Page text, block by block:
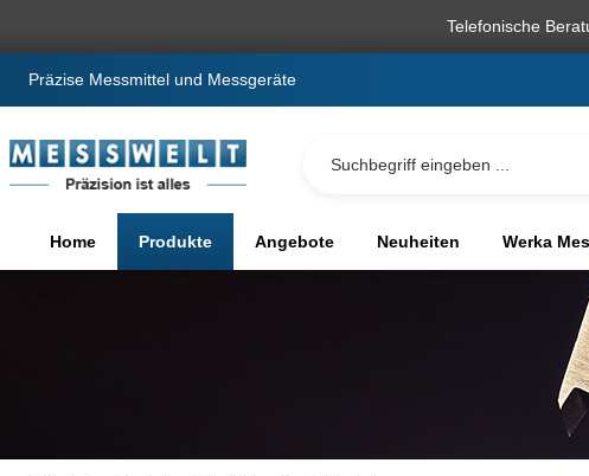
Telefonische
Präzise Messmittel und Messgeräte
Home Produkte Angebote Neuheiten Werka